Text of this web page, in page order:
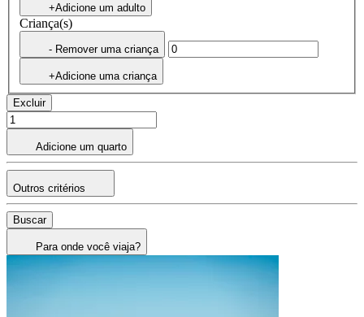
+Adicione um adulto
Criança(s)
- Remover uma criança
+Adicione uma criança
Excluir
Adicione um quarto
Outros critérios
Buscar
Para onde você viaja?